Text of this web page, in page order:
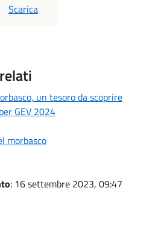
PDF
Scarica
un tesoro da scoprire
GEV 2024
morbasco
: 16 settembre 2023, 09:47